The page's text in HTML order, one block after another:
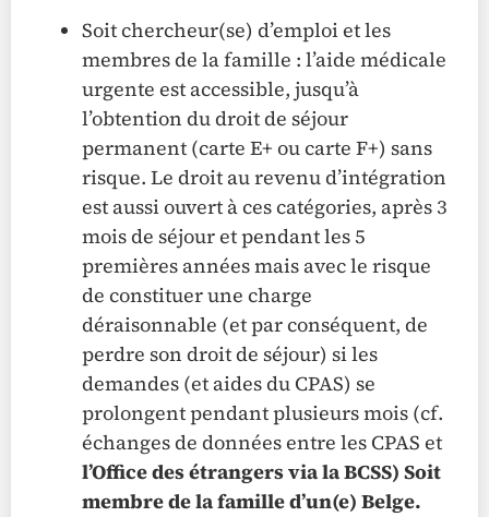
Soit chercheur(se) d’emploi et les
membres de la famille : l’aide médicale
urgente est accessible, jusqu’à
l’obtention du droit de séjour
permanent (carte E+ ou carte F+) sans
risque. Le droit au revenu d’intégration
est aussi ouvert à ces catégories, après 3
mois de séjour et pendant les 5
premières années mais avec le risque
de constituer une charge
déraisonnable (et par conséquent, de
perdre son droit de séjour) si les
demandes (et aides du CPAS) se
prolongent pendant plusieurs mois (cf.
échanges de données entre les CPAS et
l’Office des étrangers via la BCSS) Soit
membre de la famille d’un(e) Belge.